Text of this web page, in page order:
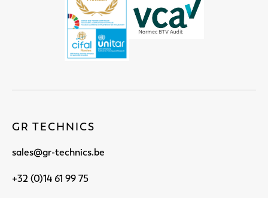
GR TECHNICS
sales@gr-technics.be
+32 (0)14 61 99 75